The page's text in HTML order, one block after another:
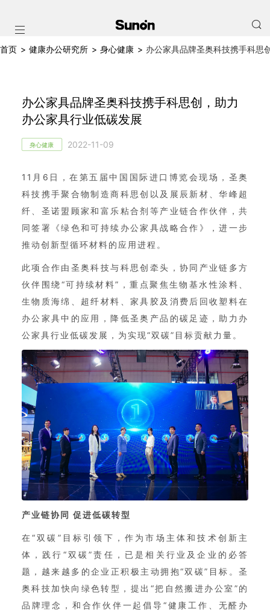
首页 > 健康办公研究所 > 身心健康 > 办公家具品牌圣奥科技携手科思
办公家具品牌圣奥科技携手科思创，助力
办公家具行业低碳发展
身心健康 2022-11-09
11月6日，在第五届中国国际进口博览会现场，圣奥
科技携手聚合物制造商科思创以及展辰新材、华峰超
纤、圣诺盟顾家和富乐粘合剂等产业链合作伙伴，共
同签署《绿色和可持续办公家具战略合作》，进一步
推动创新型循环材料的应用进程。
此项合作由圣奥科技与科思创牵头，协同产业链多方
伙伴围绕“可持续材料”，重点聚焦生物基水性涂料、
生物质海绵、超纤材料、家具胶及消费后回收塑料在
办公家具中的应用，降低圣奥产品的碳足迹，助力办
公家具行业低碳发展，为实现“双碳”目标贡献力量。
产业链协同 促进低碳转型
在“双碳”目标引领下，作为市场主体和技术创新主
体，践行“双碳”责任，已是相关行业及企业的必答
题，越来越多的企业正积极主动拥抱“双碳”目标。圣
奥科技加快向绿色转型，提出“把自然搬进办公室”的
品牌理念，和合作伙伴一起倡导“健康工作、无醛办